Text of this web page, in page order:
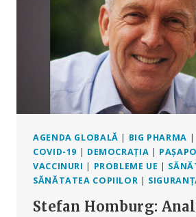
STARTUP
PENTRU
„VACCINAREA
ÎMPOTRIVA
PÂRȚURILOR
DE
VACĂ”
AGENDA GLOBALĂ | BIG PHARMA |
COVID-19 | DEMOCRAȚIA |
VACCINURI | PROBLEME UE |
SĂNĂTATEA COPIILOR |
Stefan Homburg: